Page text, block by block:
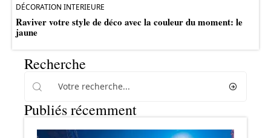
DÉCORATION INTERIEURE
Raviver votre style de déco avec la couleur du moment: le
jaune
Recherche
Publiés récemment